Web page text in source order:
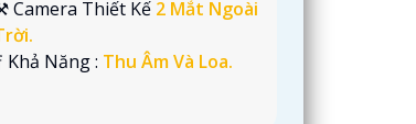
Camera Thiết Kế 2 Mắt Ngoài
Khả Năng : Thu Âm Và Loa.